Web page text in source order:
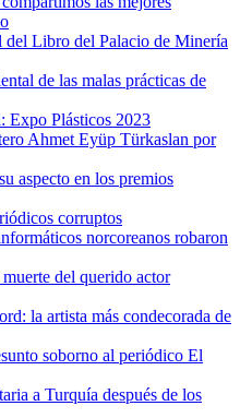
Libro del Palacio de Minería
de las malas prácticas de
Expo Plásticos 2023
Ahmet Eyüp Türkaslan por
aspecto en los premios
corruptos
norcoreanos robaron
del querido actor
la artista más condecorada de
soborno al periódico El
a Turquía después de los